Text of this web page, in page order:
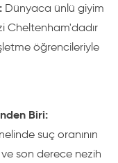
Dünyaca ünlü giyim
Cheltenham'dadır
öğrencileriyle
Biri:
suç oranının
son derece nezih